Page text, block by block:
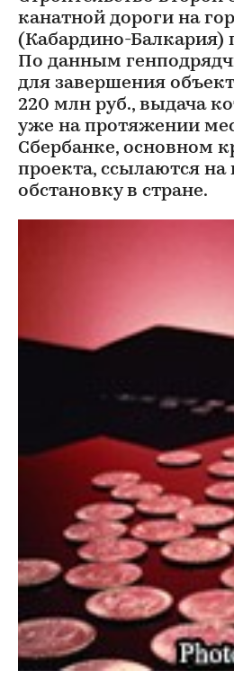
канатной дороги на
(Кабардино-Балкария)
По данным
для завершения
220 млн руб., выдача
уже на протяжении
Сбербанке, основном
проекта, ссылаются на
обстановку в стране.